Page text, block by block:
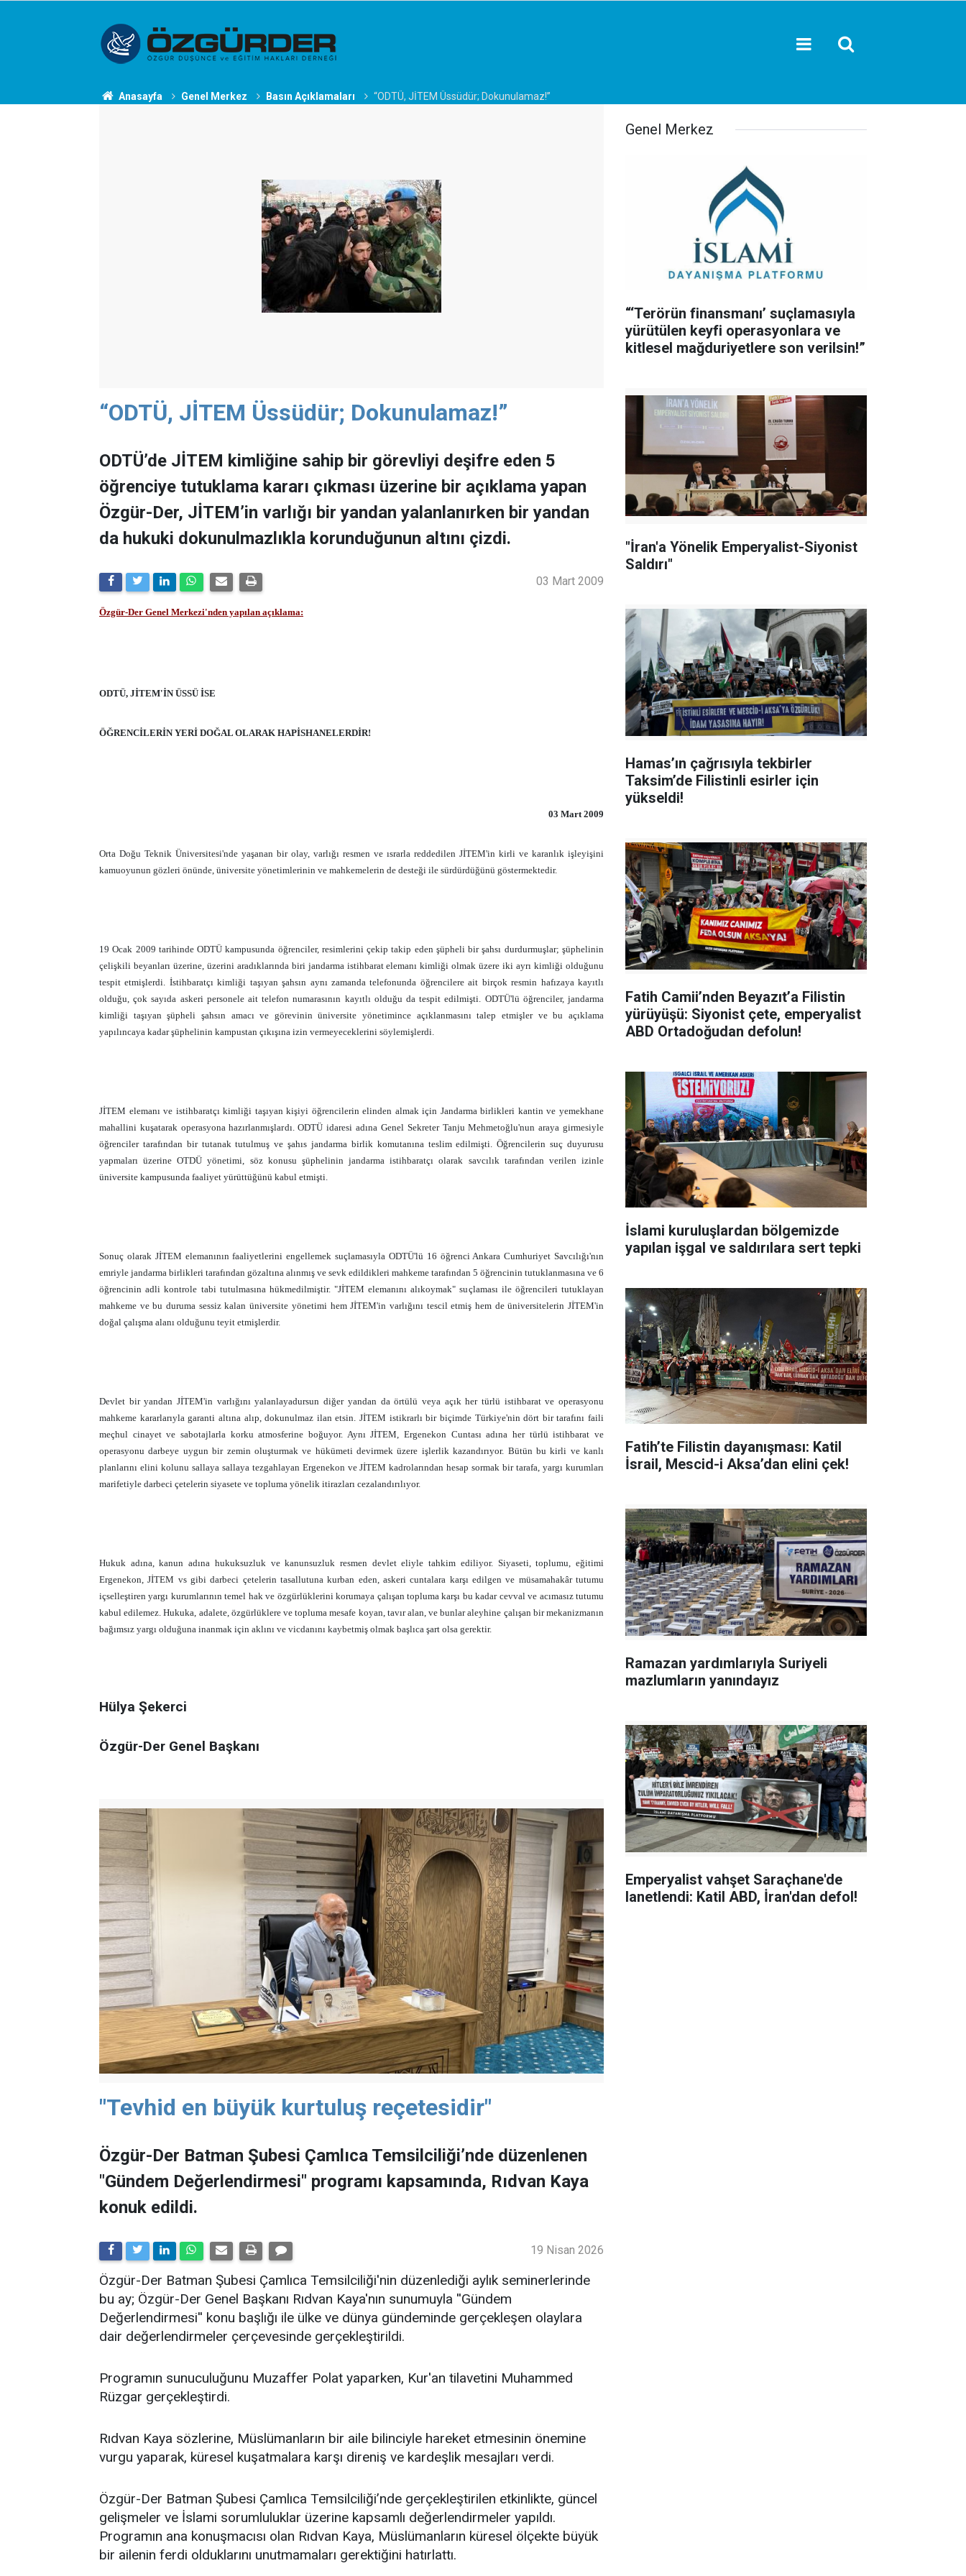
Anasayfa Genel Merkez Basın Açıklamaları “ODTÜ, JİTEM Üssüdür; Dokunulamaz!”
“ODTÜ, JİTEM Üssüdür; Dokunulamaz!”
ODTÜ’de JİTEM kimliğine sahip bir görevliyi deşifre eden 5
öğrenciye tutuklama kararı çıkması üzerine bir açıklama yapan
Özgür-Der, JİTEM’in varlığı bir yandan yalanlanırken bir yandan
da hukuki dokunulmazlıkla korunduğunun altını çizdi.
03 Mart 2009
Özgür-Der Genel Merkezi'nden yapılan açıklama:
ODTÜ, JİTEM'İN ÜSSÜ İSE
ÖĞRENCİLERİN YERİ DOĞAL OLARAK HAPİSHANELERDİR!
03 Mart 2009
Orta Doğu Teknik Üniversitesi'nde yaşanan bir olay, varlığı resmen ve ısrarla reddedilen JİTEM'in kirli ve karanlık işleyişini
kamuoyunun gözleri önünde, üniversite yönetimlerinin ve mahkemelerin de desteği ile sürdürdüğünü göstermektedir.
19 Ocak 2009 tarihinde ODTÜ kampusunda öğrenciler, resimlerini çekip takip eden şüpheli bir şahsı durdurmuşlar; şüphelinin
çelişkili beyanları üzerine, üzerini aradıklarında biri jandarma istihbarat elemanı kimliği olmak üzere iki ayrı kimliği olduğunu
tespit etmişlerdi. İstihbaratçı kimliği taşıyan şahsın aynı zamanda telefonunda öğrencilere ait birçok resmin hafızaya kayıtlı
olduğu, çok sayıda askeri personele ait telefon numarasının kayıtlı olduğu da tespit edilmişti. ODTÜ'lü öğrenciler, jandarma
kimliği taşıyan şüpheli şahsın amacı ve görevinin üniversite yönetimince açıklanmasını talep etmişler ve bu açıklama
yapılıncaya kadar şüphelinin kampustan çıkışına izin vermeyeceklerini söylemişlerdi.
JİTEM elemanı ve istihbaratçı kimliği taşıyan kişiyi öğrencilerin elinden almak için Jandarma birlikleri kantin ve yemekhane
mahallini kuşatarak operasyona hazırlanmışlardı. ODTÜ idaresi adına Genel Sekreter Tanju Mehmetoğlu'nun araya girmesiyle
öğrenciler tarafından bir tutanak tutulmuş ve şahıs jandarma birlik komutanına teslim edilmişti. Öğrencilerin suç duyurusu
yapmaları üzerine OTDÜ yönetimi, söz konusu şüphelinin jandarma istihbaratçı olarak savcılık tarafından verilen izinle
üniversite kampusunda faaliyet yürüttüğünü kabul etmişti.
Sonuç olarak JİTEM elemanının faaliyetlerini engellemek suçlamasıyla ODTÜ'lü 16 öğrenci Ankara Cumhuriyet Savcılığı'nın
emriyle jandarma birlikleri tarafından gözaltına alınmış ve sevk edildikleri mahkeme tarafından 5 öğrencinin tutuklanmasına ve 6
öğrencinin adli kontrole tabi tutulmasına hükmedilmiştir. "JİTEM elemanını alıkoymak" suçlaması ile öğrencileri tutuklayan
mahkeme ve bu duruma sessiz kalan üniversite yönetimi hem JİTEM'in varlığını tescil etmiş hem de üniversitelerin JİTEM'in
doğal çalışma alanı olduğunu teyit etmişlerdir.
Devlet bir yandan JİTEM'in varlığını yalanlayadursun diğer yandan da örtülü veya açık her türlü istihbarat ve operasyonu
mahkeme kararlarıyla garanti altına alıp, dokunulmaz ilan etsin. JİTEM istikrarlı bir biçimde Türkiye'nin dört bir tarafını faili
meçhul cinayet ve sabotajlarla korku atmosferine boğuyor. Aynı JİTEM, Ergenekon Cuntası adına her türlü istihbarat ve
operasyonu darbeye uygun bir zemin oluşturmak ve hükümeti devirmek üzere işlerlik kazandırıyor. Bütün bu kirli ve kanlı
planlarını elini kolunu sallaya sallaya tezgahlayan Ergenekon ve JİTEM kadrolarından hesap sormak bir tarafa, yargı kurumları
marifetiyle darbeci çetelerin siyasete ve topluma yönelik itirazları cezalandırılıyor.
Hukuk adına, kanun adına hukuksuzluk ve kanunsuzluk resmen devlet eliyle tahkim ediliyor. Siyaseti, toplumu, eğitimi
Ergenekon, JİTEM vs gibi darbeci çetelerin tasallutuna kurban eden, askeri cuntalara karşı edilgen ve müsamahakâr tutumu
içselleştiren yargı kurumlarının temel hak ve özgürlüklerini korumaya çalışan topluma karşı bu kadar cevval ve acımasız tutumu
kabul edilemez. Hukuka, adalete, özgürlüklere ve topluma mesafe koyan, tavır alan, ve bunlar aleyhine çalışan bir mekanizmanın
bağımsız yargı olduğuna inanmak için aklını ve vicdanını kaybetmiş olmak başlıca şart olsa gerektir.
Hülya Şekerci
Özgür-Der Genel Başkanı
"Tevhid en büyük kurtuluş reçetesidir"
Özgür-Der Batman Şubesi Çamlıca Temsilciliği’nde düzenlenen
"Gündem Değerlendirmesi" programı kapsamında, Rıdvan Kaya
konuk edildi.
19 Nisan 2026
​Özgür-Der Batman Şubesi Çamlıca Temsilciliği'nin düzenlediği aylık seminerlerinde
bu ay; Özgür-Der Genel Başkanı Rıdvan Kaya'nın sunumuyla ''Gündem
Değerlendirmesi'' konu başlığı ile ülke ve dünya gündeminde gerçekleşen olaylara
dair değerlendirmeler çerçevesinde gerçekleştirildi.
Programın sunuculuğunu Muzaffer Polat yaparken, Kur'an tilavetini Muhammed
Rüzgar gerçekleştirdi.
Rıdvan Kaya sözlerine, Müslümanların bir aile bilinciyle hareket etmesinin önemine
vurgu yaparak, küresel kuşatmalara karşı direniş ve kardeşlik mesajları verdi.
Özgür-Der Batman Şubesi Çamlıca Temsilciliği’nde gerçekleştirilen etkinlikte, güncel
gelişmeler ve İslami sorumluluklar üzerine kapsamlı değerlendirmeler yapıldı.
Programın ana konuşmacısı olan Rıdvan Kaya, Müslümanların küresel ölçekte büyük
bir ailenin ferdi olduklarını unutmamaları gerektiğini hatırlattı.
Genel Merkez
“‘Terörün finansmanı’ suçlamasıyla
yürütülen keyfi operasyonlara ve
kitlesel mağduriyetlere son verilsin!”
"İran'a Yönelik Emperyalist-Siyonist
Saldırı"
Hamas’ın çağrısıyla tekbirler
Taksim’de Filistinli esirler için
yükseldi!
Fatih Camii’nden Beyazıt’a Filistin
yürüyüşü: Siyonist çete, emperyalist
ABD Ortadoğudan defolun!
İslami kuruluşlardan bölgemizde
yapılan işgal ve saldırılara sert tepki
Fatih’te Filistin dayanışması: Katil
İsrail, Mescid-i Aksa’dan elini çek!
Ramazan yardımlarıyla Suriyeli
mazlumların yanındayız
Emperyalist vahşet Saraçhane'de
lanetlendi: Katil ABD, İran'dan defol!